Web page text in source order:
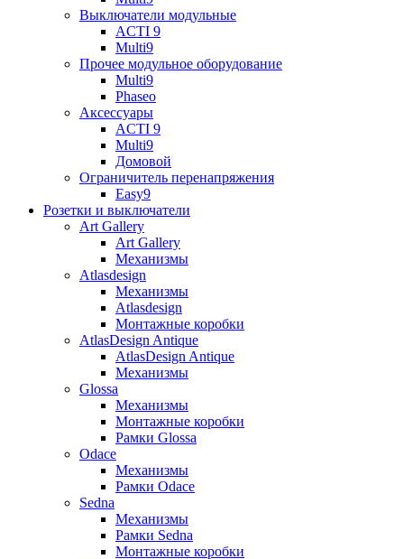
Выключатели модульные
ACTI 9
Multi9
Прочее модульное оборудование
Multi9
Phaseo
Аксессуары
ACTI 9
Multi9
Домовой
Ограничитель перенапряжения
Easy9
Розетки и выключатели
Art Gallery
Art Gallery
Механизмы
Atlasdesign
Механизмы
Atlasdesign
Монтажные коробки
AtlasDesign Antique
AtlasDesign Antique
Механизмы
Glossa
Механизмы
Монтажные коробки
Рамки Glossa
Odace
Механизмы
Рамки Odace
Sedna
Механизмы
Рамки Sedna
Монтажные коробки